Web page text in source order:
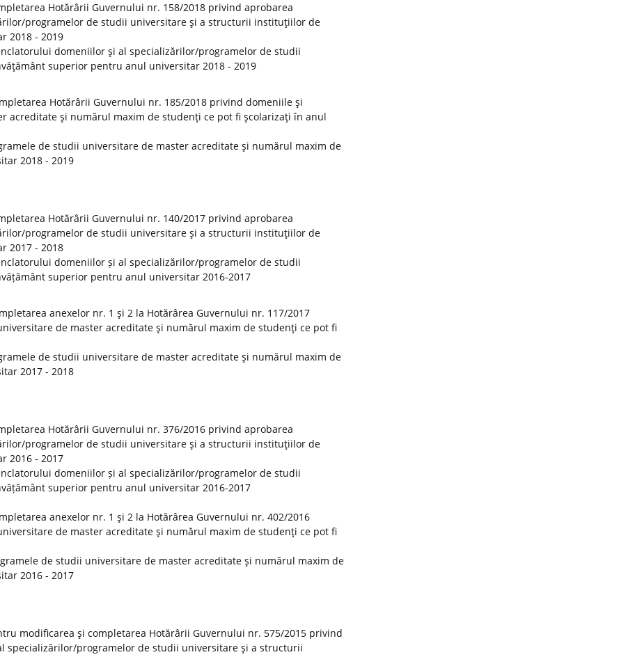
Hotărârii Guvernului nr. 158/2018 privind aprobarea
programelor de studii universitare şi a structurii instituţiilor de
2018 - 2019
domeniilor şi al specializărilor/programelor de studii
superior pentru anul universitar 2018 - 2019
Hotărârii Guvernului nr. 185/2018 privind domeniile şi
acreditate şi numărul maxim de studenţi ce pot fi şcolarizaţi în anul
de studii universitare de master acreditate şi numărul maxim de
2018 - 2019
Hotărârii Guvernului nr. 140/2017 privind aprobarea
programelor de studii universitare şi a structurii instituţiilor de
2017 - 2018
domeniilor și al specializărilor/programelor de studii
superior pentru anul universitar 2016-2017
anexelor nr. 1 şi 2 la Hotărârea Guvernului nr. 117/2017
de master acreditate şi numărul maxim de studenţi ce pot fi
de studii universitare de master acreditate şi numărul maxim de
2017 - 2018
Hotărârii Guvernului nr. 376/2016 privind aprobarea
programelor de studii universitare şi a structurii instituţiilor de
2016 - 2017
domeniilor și al specializărilor/programelor de studii
superior pentru anul universitar 2016-2017
anexelor nr. 1 şi 2 la Hotărârea Guvernului nr. 402/2016
de master acreditate şi numărul maxim de studenţi ce pot fi
de studii universitare de master acreditate şi numărul maxim de
2016 - 2017
modificarea şi completarea Hotărârii Guvernului nr. 575/2015 privind
specializărilor/programelor de studii universitare şi a structurii